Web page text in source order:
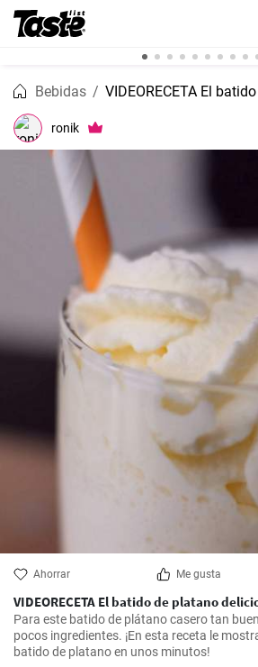
Bebidas
ronik
Ahorrar Me gusta
VIDEORECETA El batido de platano
Para este batido de plátano casero tan
pocos ingredientes. ¡En esta receta le
batido de platano en unos minutos!